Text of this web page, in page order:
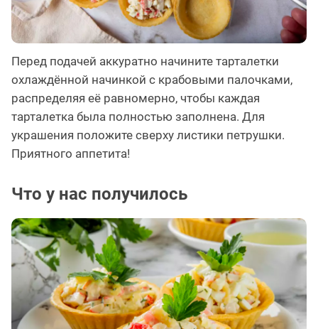
Перед подачей аккуратно начините тарталетки
охлаждённой начинкой с крабовыми палочками,
распределяя её равномерно, чтобы каждая
тарталетка была полностью заполнена. Для
украшения положите сверху листики петрушки.
Приятного аппетита!
Что у нас получилось